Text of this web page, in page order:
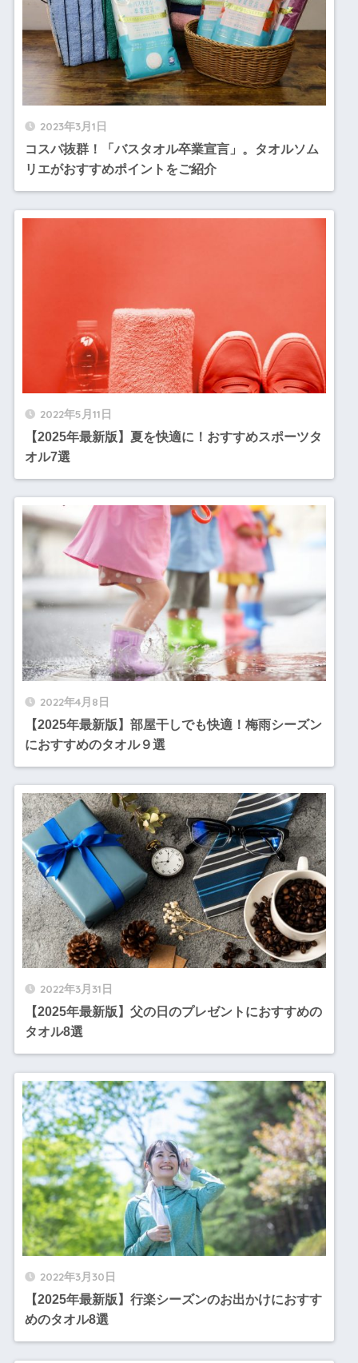
2023年3月1日
コスパ抜群！「バスタオル卒業宣言」。タオルソム
リエがおすすめポイントをご紹介
2022年5月11日
【2025年最新版】夏を快適に！おすすめスポーツタ
オル7選
2022年4月8日
【2025年最新版】部屋干しでも快適！梅雨シーズン
におすすめのタオル９選
2022年3月31日
【2025年最新版】父の日のプレゼントにおすすめの
タオル8選
2022年3月30日
【2025年最新版】行楽シーズンのお出かけにおすす
めのタオル8選